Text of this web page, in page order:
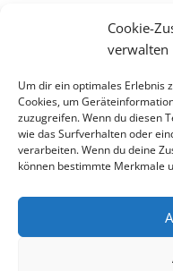
Cookie-
verwalten
Um dir ein optimales Erlebnis
Cookies, um
zuzugreifen. Wenn du diesen
wie das Surfverhalten oder
verarbeiten. Wenn du deine
können bestimmte Merkmale
Oktober 2019
September 2019
Juli 2019